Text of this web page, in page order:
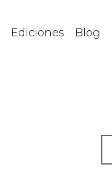
Ediciones Blog